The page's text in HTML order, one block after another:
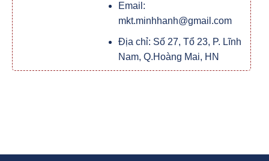
Email:
mkt.minhhanh@gmail.com
Địa chỉ: Số 27, Tổ 23, P. Lĩnh
Nam, Q.Hoàng Mai, HN